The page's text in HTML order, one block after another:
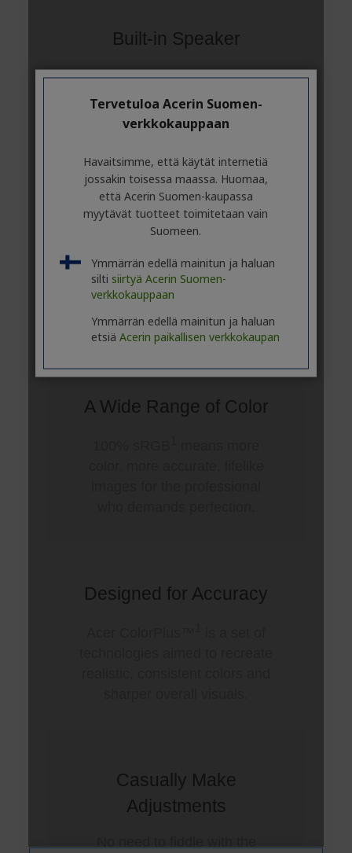
Tervetuloa Acerin Suomen-
verkkokauppaan
Havaitsimme, että käytät internetiä
jossakin toisessa maassa. Huomaa,
että Acerin Suomen-kaupassa
myytävät tuotteet toimitetaan vain
Suomeen.
Ymmärrän edellä mainitun ja haluan
silti siirtyä Acerin Suomen-
verkkokauppaan
Ymmärrän edellä mainitun ja haluan
etsiä Acerin paikallisen verkkokaupan